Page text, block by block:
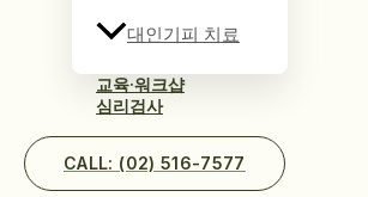
대인기피 치료
교육·워크샵
심리검사
CALL: (02) 516-7577